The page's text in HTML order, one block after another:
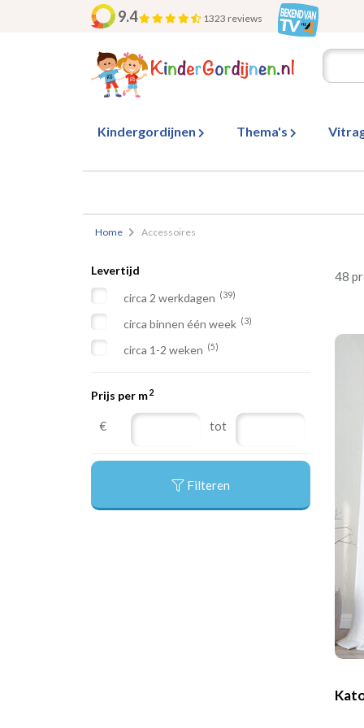
9.4 1323 reviews
Kindergordijnen Thema's
Home Accessoires
Levertijd
circa 2 werkdagen (39)
circa binnen één week (3)
circa 1-2 weken (5)
Prijs per m2
€ tot
Filteren
48